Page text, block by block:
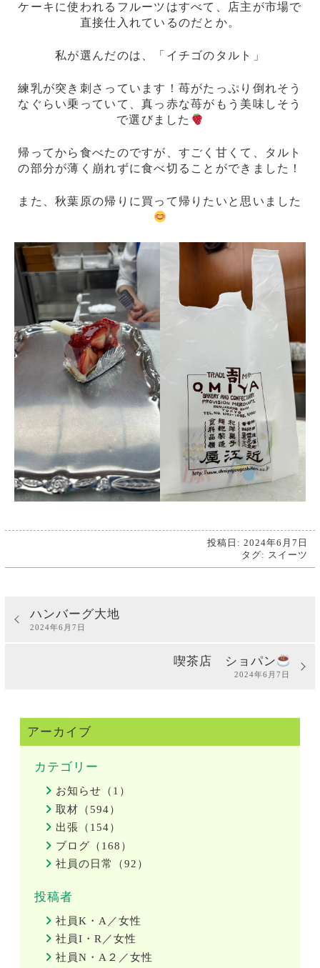
ケーキに使われるフルーツはすべて、店主が市場で
直接仕入れているのだとか。
私が選んだのは、「イチゴのタルト」
練乳が突き刺さっています！苺がたっぷり倒れそう
なぐらい乗っていて、真っ赤な苺がもう美味しそう
で選びました
帰ってから食べたのですが、すごく甘くて、タルト
の部分が薄く崩れずに食べ切ることができました！
また、秋葉原の帰りに買って帰りたいと思いました
投稿日: 2024年6月7日
タグ: スイーツ
ハンバーグ大地
2024年6月7日
喫茶店 ショパン
2024年6月7日
アーカイブ
カテゴリー
お知らせ（1）
取材（594）
出張（154）
ブログ（168）
社員の日常（92）
投稿者
社員K・A／女性
社員I・R／女性
社員N・A２／女性